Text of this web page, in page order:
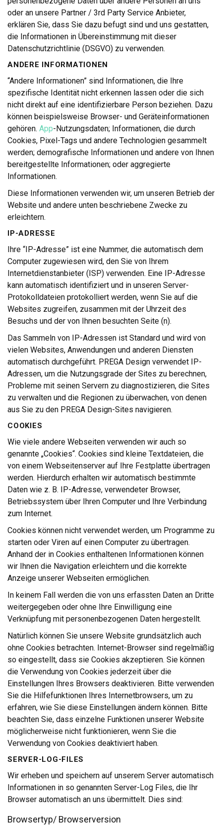
oder an unsere Partner / 3rd Party Service Anbieter,
erklären Sie, dass Sie dazu befugt sind und uns gestatten,
die Informationen in Übereinstimmung mit dieser
Datenschutzrichtlinie (DSGVO) zu verwenden.
ANDERE INFORMATIONEN
“Andere Informationen” sind Informationen, die Ihre
spezifische Identität nicht erkennen lassen oder die sich
nicht direkt auf eine identifizierbare Person beziehen. Dazu
können beispielsweise Browser- und Geräteinformationen
gehören. App-Nutzungsdaten; Informationen, die durch
Cookies, Pixel-Tags und andere Technologien gesammelt
werden; demografische Informationen und andere von Ihnen
bereitgestellte Informationen; oder aggregierte
Informationen.
Diese Informationen verwenden wir, um unseren Betrieb der
Website und andere unten beschriebene Zwecke zu
erleichtern.
IP-ADRESSE
Ihre “IP-Adresse” ist eine Nummer, die automatisch dem
Computer zugewiesen wird, den Sie von Ihrem
Internetdienstanbieter (ISP) verwenden. Eine IP-Adresse
kann automatisch identifiziert und in unseren Server-
Protokolldateien protokolliert werden, wenn Sie auf die
Websites zugreifen, zusammen mit der Uhrzeit des
Besuchs und der von Ihnen besuchten Seite (n).
Das Sammeln von IP-Adressen ist Standard und wird von
vielen Websites, Anwendungen und anderen Diensten
automatisch durchgeführt. PREGA Design verwendet IP-
Adressen, um die Nutzungsgrade der Sites zu berechnen,
Probleme mit seinen Servern zu diagnostizieren, die Sites
zu verwalten und die Regionen zu überwachen, von denen
aus Sie zu den PREGA Design-Sites navigieren.
COOKIES
Wie viele andere Webseiten verwenden wir auch so
genannte „Cookies“. Cookies sind kleine Textdateien, die
von einem Webseitenserver auf Ihre Festplatte übertragen
werden. Hierdurch erhalten wir automatisch bestimmte
Daten wie z. B. IP-Adresse, verwendeter Browser,
Betriebssystem über Ihren Computer und Ihre Verbindung
zum Internet.
Cookies können nicht verwendet werden, um Programme zu
starten oder Viren auf einen Computer zu übertragen.
Anhand der in Cookies enthaltenen Informationen können
wir Ihnen die Navigation erleichtern und die korrekte
Anzeige unserer Webseiten ermöglichen.
In keinem Fall werden die von uns erfassten Daten an Dritte
weitergegeben oder ohne Ihre Einwilligung eine
Verknüpfung mit personenbezogenen Daten hergestellt.
Natürlich können Sie unsere Website grundsätzlich auch
ohne Cookies betrachten. Internet-Browser sind regelmäßig
so eingestellt, dass sie Cookies akzeptieren. Sie können
die Verwendung von Cookies jederzeit über die
Einstellungen Ihres Browsers deaktivieren. Bitte verwenden
Sie die Hilfefunktionen Ihres Internetbrowsers, um zu
erfahren, wie Sie diese Einstellungen ändern können. Bitte
beachten Sie, dass einzelne Funktionen unserer Website
möglicherweise nicht funktionieren, wenn Sie die
Verwendung von Cookies deaktiviert haben.
SERVER-LOG-FILES
Wir erheben und speichern auf unserem Server automatisch
Informationen in so genannten Server-Log Files, die Ihr
Browser automatisch an uns übermittelt. Dies sind:
Browsertyp/ Browserversion